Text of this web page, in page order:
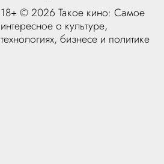
18+ ©2026 Такое кино: Самое
интересное о культуре,
технологиях, бизнесе и политике